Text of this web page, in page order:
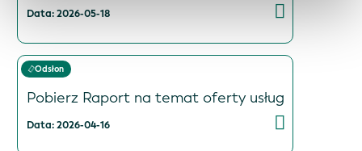
Data: 2026-05-18
Odsłon
Pobierz Raport na temat oferty usług
Data: 2026-04-16